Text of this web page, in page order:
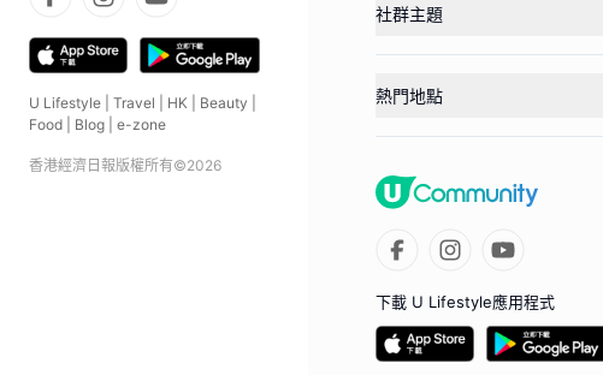
U Lifestyle Travel HK Beauty
Food
Blog e-zone
香港經濟日報版權所有©2026
社群主題
熱門地點
下載 U Lifestyle應用程式